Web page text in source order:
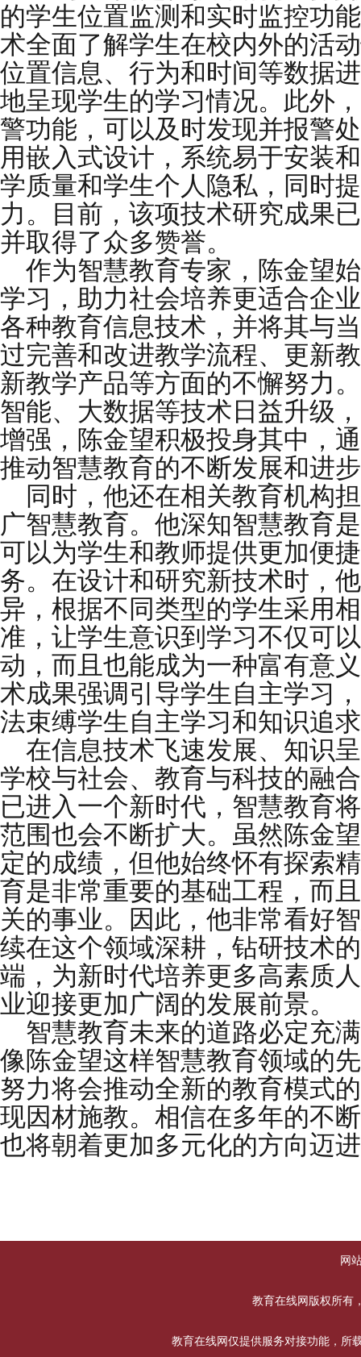
的学生位置监测和实时监控功
术全面了解学生在校内外的活
位置信息、行为和时间等数据
地呈现学生的学习情况。此外
警功能，可以及时发现并报警
用嵌入式设计，系统易于安装
学质量和学生个人隐私，同时
力。目前，该项技术研究成果
并取得了众多赞誉。
作为智慧教育专家，陈金望
学习，助力社会培养更适合企
各种教育信息技术，并将其与
过完善和改进教学流程、更新
新教学产品等方面的不懈努力
智能、大数据等技术日益升级
增强，陈金望积极投身其中，
推动智慧教育的不断发展和进
同时，他还在相关教育机构
广智慧教育。他深知智慧教育
可以为学生和教师提供更加便
务。在设计和研究新技术时，
异，根据不同类型的学生采用
准，让学生意识到学习不仅可
动，而且也能成为一种富有意
术成果强调引导学生自主学习
法束缚学生自主学习和知识追
在信息技术飞速发展、知识
学校与社会、教育与科技的融
已进入一个新时代，智慧教育
范围也会不断扩大。虽然陈金
定的成绩，但他始终怀有探索
育是非常重要的基础工程，而
关的事业。因此，他非常看好
续在这个领域深耕，钻研技术
端，为新时代培养更多高素质
业迎接更加广阔的发展前景。
智慧教育未来的道路必定充
像陈金望这样智慧教育领域的
努力将会推动全新的教育模式
现因材施教。相信在多年的不
也将朝着更加多元化的方向迈
网
教育在线网版权所有
教育在线网仅提供服务对接功能，所